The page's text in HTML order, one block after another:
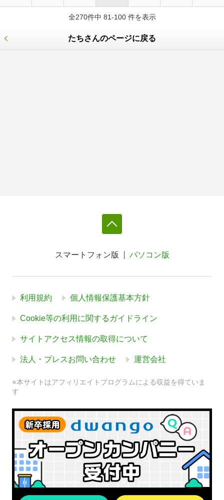
全270件中 81-100 件を表示
たちさんのページに戻る
スマートフォン版 パソコン版
利用規約 個人情報保護基本方針
Cookie等の利用に関するガイドライン
サイトアクセス情報の取得について
法人・プレスお問い合わせ 運営会社
※本サイトはアフィリエイトプログラムによる収益を得ていま
す